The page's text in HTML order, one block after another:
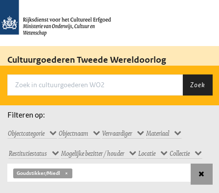
Cultuurgoederen Tweede Wereldoorlog
Zoek
Filteren op:
Objectcategorie Objectnaam Vervaardiger Materiaal
Restitutiestatus Mogelijke bezitter / houder Locatie Collectie
Goudstikker/Miedl